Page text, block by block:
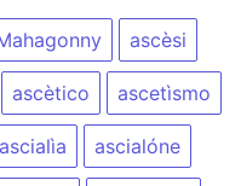
ascèsi
ascètico ascetìsmo
ascialìa ascialóne